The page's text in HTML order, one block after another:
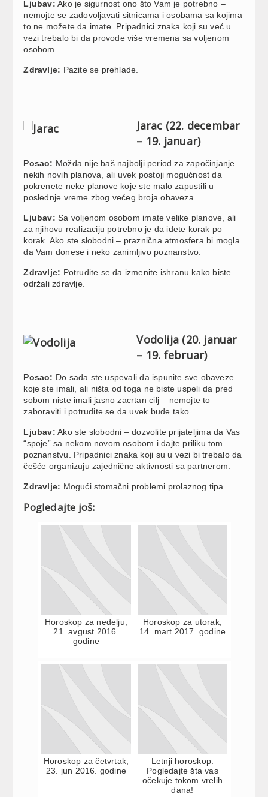
Ljubav: Ako je sigurnost ono što Vam je potrebno –
nemojte se zadovoljavati sitnicama i osobama sa kojima
to ne možete da imate. Pripadnici znaka koji su već u
vezi trebalo bi da provode više vremena sa voljenom
osobom.
Zdravlje: Pazite se prehlade.
Jarac (22. decembar
– 19. januar)
Posao: Možda nije baš najbolji period za započinjanje
nekih novih planova, ali uvek postoji mogućnost da
pokrenete neke planove koje ste malo zapustili u
poslednje vreme zbog većeg broja obaveza.
Ljubav: Sa voljenom osobom imate velike planove, ali
za njihovu realizaciju potrebno je da idete korak po
korak. Ako ste slobodni – praznična atmosfera bi mogla
da Vam donese i neko zanimljivo poznanstvo.
Zdravlje: Potrudite se da izmenite ishranu kako biste
održali zdravlje.
Vodolija (20. januar
– 19. februar)
Posao: Do sada ste uspevali da ispunite sve obaveze
koje ste imali, ali ništa od toga ne biste uspeli da pred
sobom niste imali jasno zacrtan cilj – nemojte to
zaboraviti i potrudite se da uvek bude tako.
Ljubav: Ako ste slobodni – dozvolite prijateljima da Vas
“spoje” sa nekom novom osobom i dajte priliku tom
poznanstvu. Pripadnici znaka koji su u vezi bi trebalo da
češće organizuju zajednične aktivnosti sa partnerom.
Zdravlje: Mogući stomačni problemi prolaznog tipa.
Pogledajte još:
Horoskop za nedelju,
21. avgust 2016.
godine
Horoskop za utorak,
14. mart 2017. godine
Horoskop za četvrtak,
23. jun 2016. godine
Letnji horoskop:
Pogledajte šta vas
očekuje tokom vrelih
dana!